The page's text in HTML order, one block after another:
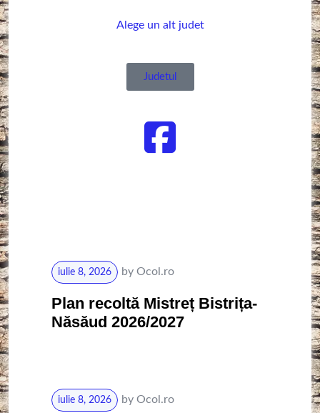
Alege un alt judet
Judetul
iulie 8, 2026 by Ocol.ro
Plan recoltă Mistreț Bistrița-
Năsăud 2026/2027
iulie 8, 2026 by Ocol.ro